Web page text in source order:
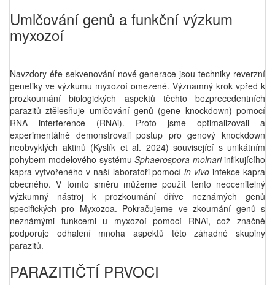
Umlčování genů a funkční výzkum
myxozoí
Navzdory éře sekvenování nové generace jsou techniky reverzní
genetiky ve výzkumu myxozoí omezené. Významný krok vpřed k
prozkoumání biologických aspektů těchto bezprecedentních
parazitů ztělesňuje umlčování genů (gene knockdown) pomocí
RNA interference (RNAi). Proto jsme optimalizovali a
experimentálně demonstrovali postup pro genový knockdown
neobvyklých aktinů (Kyslík et al. 2024) související s unikátním
pohybem modelového systémuSphaerospora molnariinfikujícího
kapra vytvořeného v naší laboratoři pomocíin vivoinfekce kapra
obecného. V tomto směru můžeme použít tento neocenitelný
výzkumný nástroj k prozkoumání dříve neznámých genů
specifických pro Myxozoa. Pokračujeme ve zkoumání genů s
neznámými funkcemi u myxozoí pomocí RNAi, což značně
podporuje odhalení mnoha aspektů této záhadné skupiny
parazitů.
PARAZITIČTÍ PRVOCI